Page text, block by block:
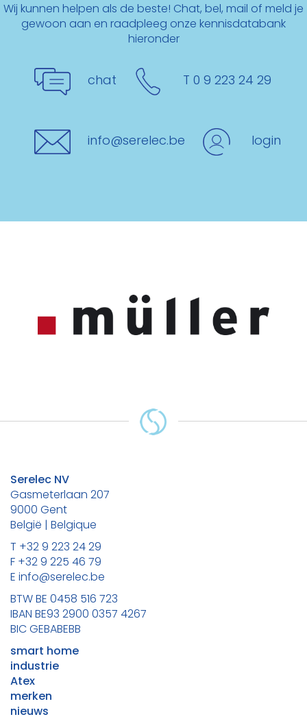
Wij kunnen helpen als de beste! Chat, bel, mail of meld je
gewoon aan en raadpleeg onze kennisdatabank
hieronder
chat T 0 9 223 24 29
info@serelec.be login
Serelec NV
Gasmeterlaan 207
9000 Gent
België | Belgique
T +32 9 223 24 29
F +32 9 225 46 79
E info@serelec.be
BTW BE 0458 516 723
IBAN BE93 2900 0357 4267
BIC GEBABEBB
smart home
industrie
Atex
merken
nieuws